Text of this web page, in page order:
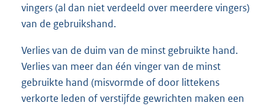
vingers (al dan niet verdeeld over meerdere vingers)
van de gebruikshand.
Verlies van de duim van de minst gebruikte hand.
Verlies van meer dan één vinger van de minst
gebruikte hand (misvormde of door littekens
verkorte leden of verstijfde gewrichten maken een